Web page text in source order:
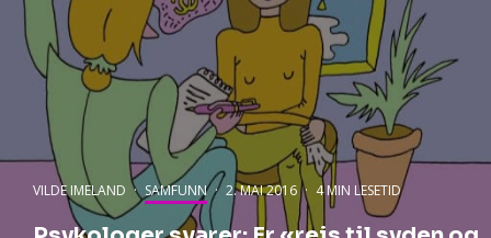
VILDE IMELAND · SAMFUNN · 2. MAI 2016 · 4 MIN LESETID